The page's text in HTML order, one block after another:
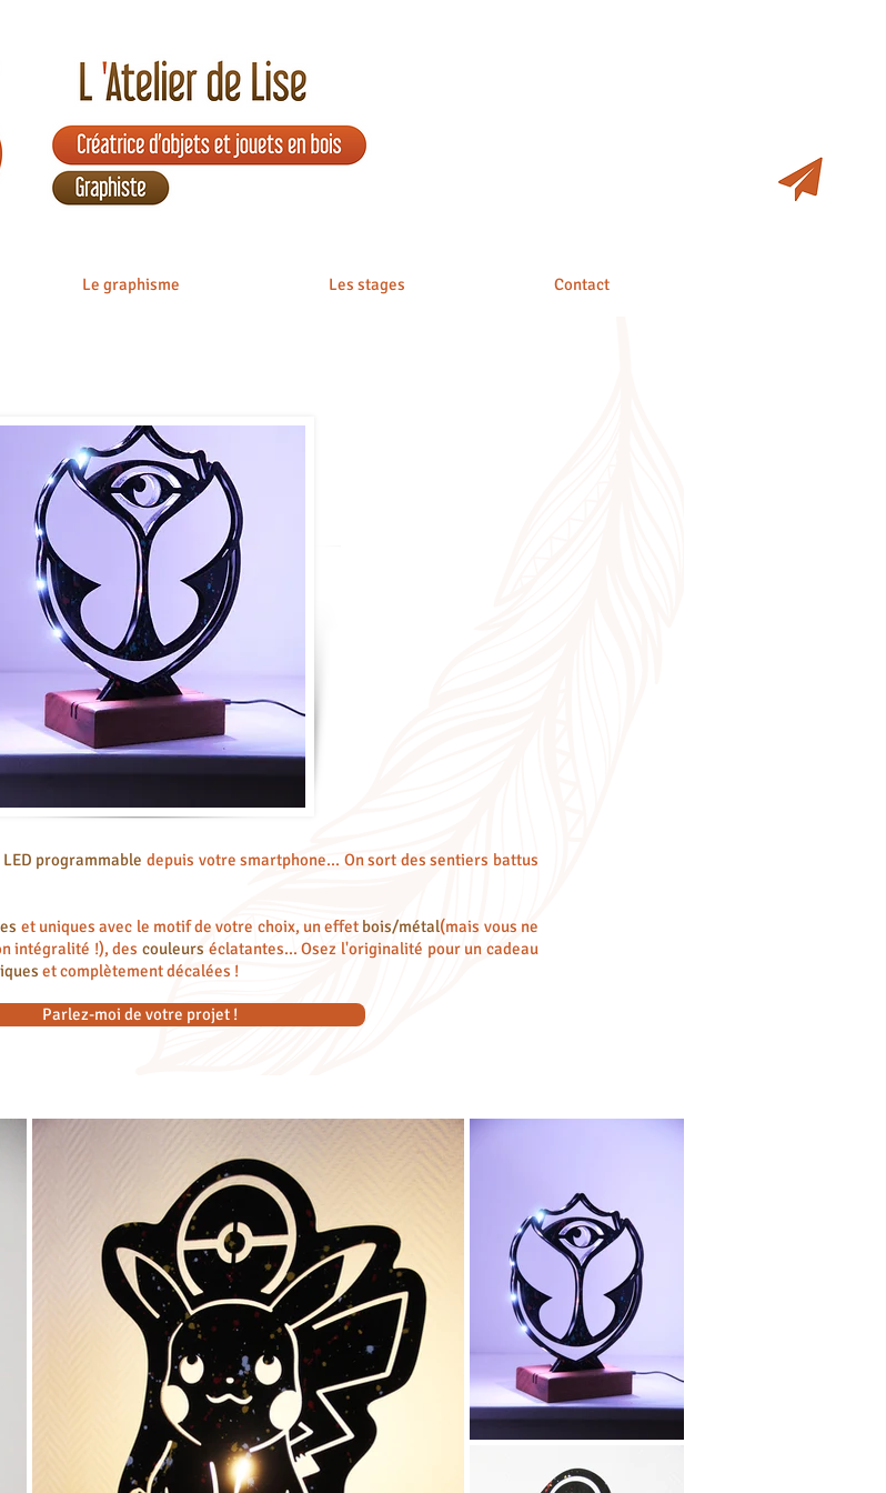
Le graphisme Les stages Contact
programmable depuis votre smartphone... On sort des sentiers battus
et uniques avec le motif de votre choix, un effet bois/métal(mais vous ne
intégralité !), descouleurs éclatantes... Osez l'originalité pour un cadeau
et complètement décalées !
Parlez-moi de votre projet !